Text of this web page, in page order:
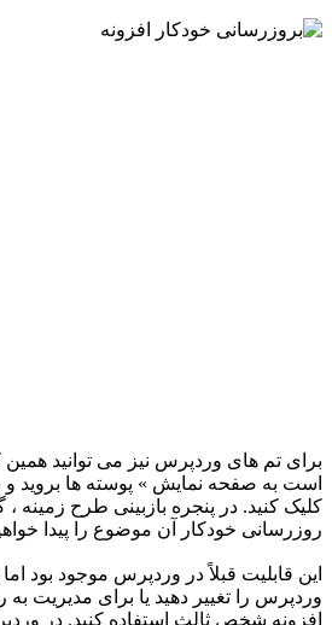
برای تم های وردپرس نیز می توانید همین
است به صفحه نمایش » پوسته ها بروید و
کلیک کنید. در پنجره بازبینی طرح زمینه
روزرسانی خودکار آن موضوع را پیدا
این قابلیت قبلاً در وردپرس موجود بود
وردپرس را تغییر دهید یا برای مدیریت